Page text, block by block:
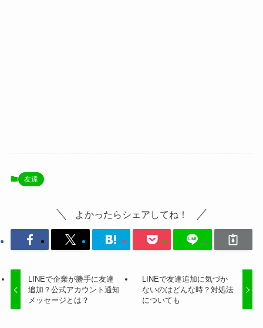
友達
よかったらシェアしてね！
LINEで企業が勝手に友達
追加？公式アカウント通知
メッセージとは？
LINEで友達追加に気づか
ないのはどんな時？対処法
についても